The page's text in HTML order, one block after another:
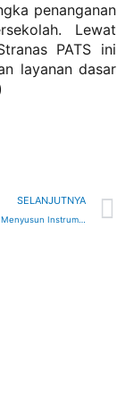
penanganan
Lewat
PATS ini
layanan dasar
SELANJUTNYA
Pemkab Brebes Menyusun Instrumen Monev GKB